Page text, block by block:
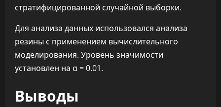
стратифицированной случайной выборки.
Для анализа данных использовался анализа
резины с применением вычислительного
моделирования. Уровень значимости
установлен на α = 0.01.
Выводы